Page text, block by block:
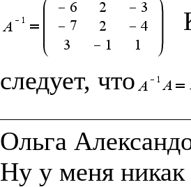
следует, что
Ольга
Ну у меня никак